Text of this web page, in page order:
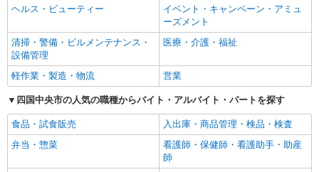
ヘルス・ビューティー
イベント・キャンペーン・アミュ
ーズメント
清掃・警備・ビルメンテナンス・
設備管理
医療・介護・福祉
軽作業・製造・物流 営業
四国中央市の人気の職種からバイト・アルバイト・パートを探す
食品・試食販売
入出庫・商品管理・検品・検査
弁当・惣菜
看護師・保健師・看護助手・助産
師